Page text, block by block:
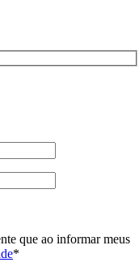
que ao informar meus
*